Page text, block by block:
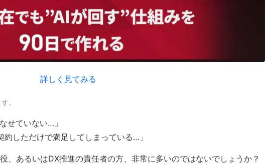
。
せていない…」
しただけで満足してしまっている…」
、あるいはDX推進の責任者の方、非常に多いのではないでしょうか？